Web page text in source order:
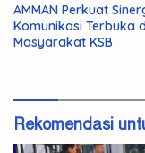
AMMAN Perkuat
Komunikasi Terbuka
Masyarakat KSB
Rekomendasi